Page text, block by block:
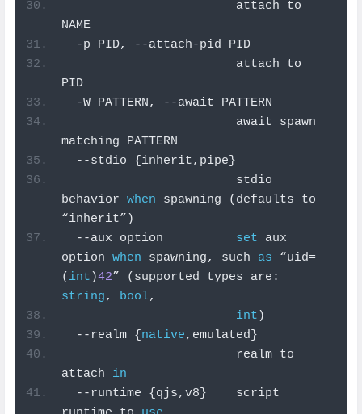
NAME
-p PID, --attach-pid PID
PID
-W PATTERN, --await PATTERN
matching PATTERN
--stdio { inherit, pipe }
behavior when spawning (
“inherit”)
--aux option set aux
option when spawning, such as “uid=
( int )42” ( supported types are :
string, bool,
int )
--realm { native, emulated }
attach in
--runtime { qjs, v8 }
    script